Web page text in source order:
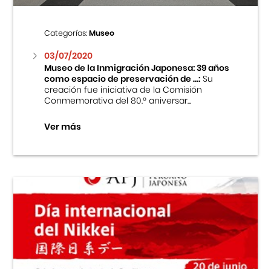
Categorías:Museo
03/07/2020
Museo de la Inmigración Japonesa: 39 años
como espacio de preservación de ...:Su
creación fue iniciativa de la Comisión
Conmemorativa del 80.º aniversar...
Ver más